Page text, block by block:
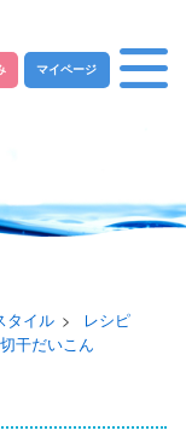
マイページ
タイル
レシピ
干だいこん